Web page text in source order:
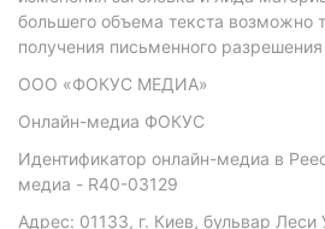
большего объема текста возможно
получения письменного
ООО «ФОКУС МЕДИА»
Онлайн-медиа ФОКУС
Идентификатор онлайн-медиа в
медиа - R40-03129
Адрес: 01133, г. Киев, бульвар Леси